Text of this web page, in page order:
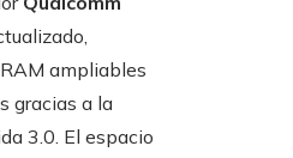
ampliables
gracias a la
3.0. El espacio